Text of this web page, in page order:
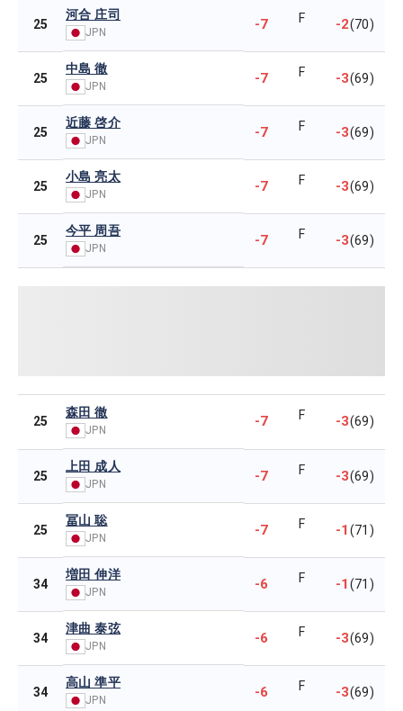
25
河合 庄司
JPN -7 F -2(70)
25
中島 徹
JPN -7 F -3(69)
25
近藤 啓介
JPN -7 F -3(69)
25
小島 亮太
JPN -7 F -3(69)
25
今平 周吾
JPN -7 F -3(69)
25
森田 徹
JPN
-7 F -3(69)
25
上田 成人
JPN -7 F -3(69)
25
冨山 聡
JPN -7 F -1(71)
34
増田 伸洋
JPN -6 F -1(71)
34
津曲 泰弦
JPN -6 F -3(69)
34
高山 準平
JPN -6 F -3(69)